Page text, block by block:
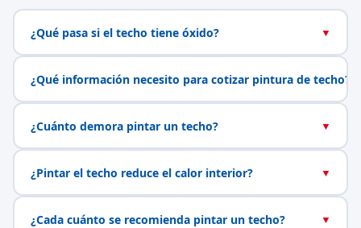
¿Qué pasa si el techo tiene óxido? ▼
¿Qué información necesito para cotizar pintura de techo?
¿Cuánto demora pintar un techo? ▼
¿Pintar el techo reduce el calor interior? ▼
¿Cada cuánto se recomienda pintar un techo? ▼